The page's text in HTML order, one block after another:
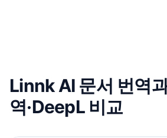
Linnk AI 문서 번역
역·DeepL 비교